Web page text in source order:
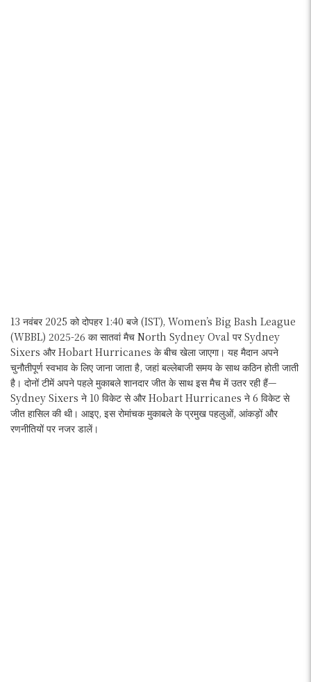
13 नवंबर 2025 को दोपहर 1:40 बजे (IST), Women’s Big Bash League
(WBBL) 2025-26 का सातवां मैच North Sydney Oval पर Sydney
Sixers और Hobart Hurricanes के बीच खेला जाएगा। यह मैदान अपने
चुनौतीपूर्ण स्वभाव के लिए जाना जाता है, जहां बल्लेबाजी समय के साथ कठिन होती जाती
है। दोनों टीमें अपने पहले मुकाबले शानदार जीत के साथ इस मैच में उतर रही हैं—
Sydney Sixers ने 10 विकेट से और Hobart Hurricanes ने 6 विकेट से
जीत हासिल की थी। आइए, इस रोमांचक मुकाबले के प्रमुख पहलुओं, आंकड़ों और
रणनीतियों पर नजर डालें।